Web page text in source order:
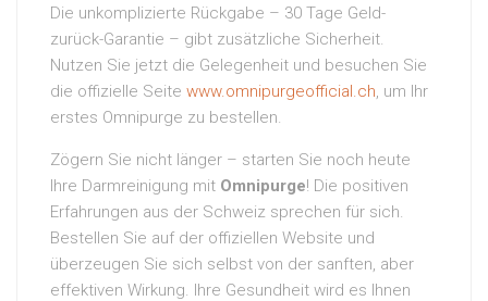
Die unkomplizierte Rückgabe – 30 Tage Geld-
zurück-Garantie – gibt zusätzliche Sicherheit.
Nutzen Sie jetzt die Gelegenheit und besuchen Sie
die offizielle Seite www.omnipurgeofficial.ch, um Ihr
erstes Omnipurge zu bestellen.
Zögern Sie nicht länger – starten Sie noch heute
Ihre Darmreinigung mit Omnipurge! Die positiven
Erfahrungen aus der Schweiz sprechen für sich.
Bestellen Sie auf der offiziellen Website und
überzeugen Sie sich selbst von der sanften, aber
effektiven Wirkung. Ihre Gesundheit wird es Ihnen